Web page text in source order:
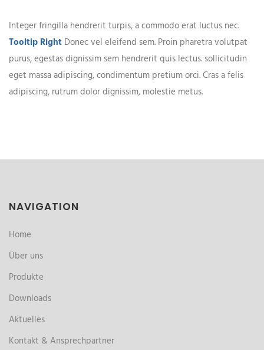
Integer fringilla hendrerit turpis, a commodo erat luctus nec.
Tooltip Right Donec vel eleifend sem. Proin pharetra volutpat
purus, egestas dignissim sem hendrerit quis lectus. sollicitudin
eget massa adipiscing, condimentum pretium orci. Cras a felis
adipiscing, rutrum dolor dignissim, molestie metus.
NAVIGATION
Home
Über uns
Produkte
Downloads
Aktuelles
Kontakt & Ansprechpartner